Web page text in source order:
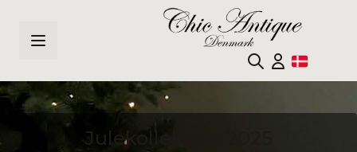
Julekollektion 2025